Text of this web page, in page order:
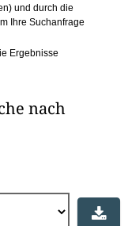
und durch die
Ihre Suchanfrage
Ergebnisse
nach